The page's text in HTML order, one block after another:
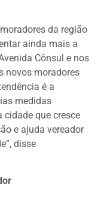
da região
ainda mais a
Cônsul e nos
novos moradores
é a
medidas
que cresce
e ajuda vereador
disse